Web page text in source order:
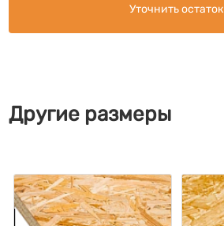
Уточнить остаток
Другие размеры